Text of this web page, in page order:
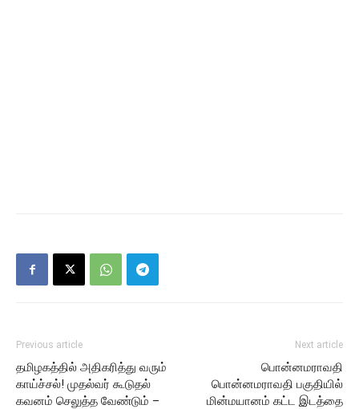
Previous article
தமிழகத்தில் அதிகரித்து வரும்
காய்ச்சல்! முதல்வர் கூடுதல்
கவனம் செலுத்த வேண்டும் –
Next article
பொன்னமராவதி
பொன்னமராவதி பகுதியில்
மின்மயானம் கட்ட இடத்தை